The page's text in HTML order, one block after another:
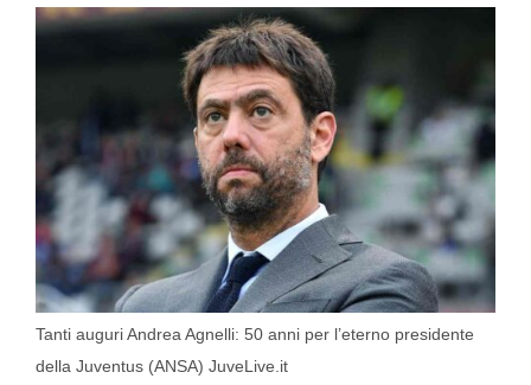
Tanti auguri Andrea Agnelli: 50 anni per l’eterno presidente
della Juventus (ANSA) JuveLive.it